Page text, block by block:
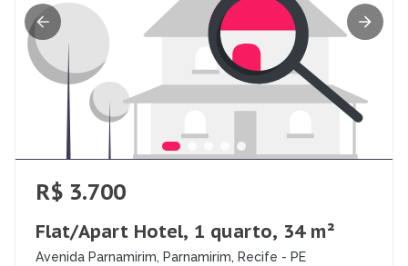
R$ 3.700
Flat/Apart Hotel, 1 quarto, 34 m²
Avenida Parnamirim, Parnamirim, Recife - PE